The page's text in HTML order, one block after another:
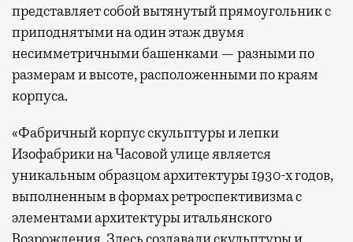
представляет собой вытянутый прямоугольник с
приподнятыми на один этаж двумя
несимметричными башенками — разными по
размерам и высоте, расположенными по краям
корпуса.
«Фабричный корпус скульптуры и лепки
Изофабрики на Часовой улице является
уникальным образцом архитектуры 1930-х годов,
выполненным в формах ретроспективизма с
элементами архитектуры итальянского